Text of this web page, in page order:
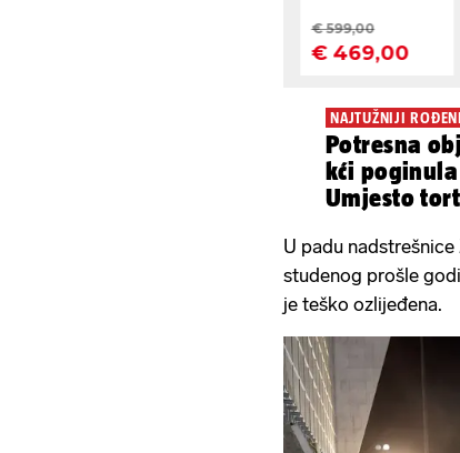
NAJTUŽNIJI
Potresna
kći
Umjesto
U padu
studenog prošle
je teško ozlijeđena.